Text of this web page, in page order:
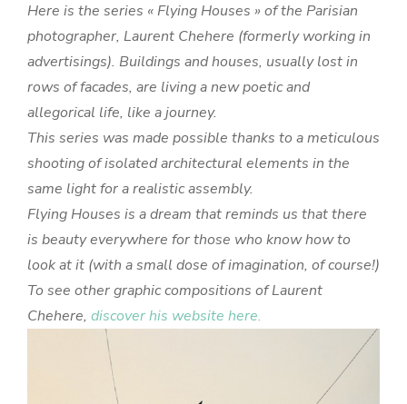
Here is the series « Flying Houses » of the Parisian
photographer, Laurent Chehere (formerly working in
advertisings). Buildings and houses, usually lost in
rows of facades, are living a new poetic and
allegorical life, like a journey.
This series was made possible thanks to a meticulous
shooting of isolated architectural elements in the
same light for a realistic assembly.
Flying Houses is a dream that reminds us that there
is beauty everywhere for those who know how to
look at it (with a small dose of imagination, of course!)
To see other graphic compositions of Laurent
Chehere, discover his website here.